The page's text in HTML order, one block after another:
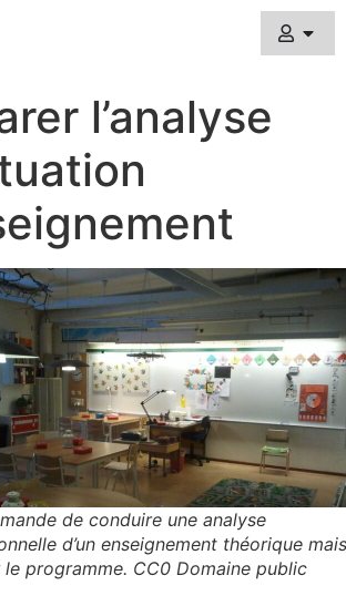
l’analyse
de conduire une analyse
d’un enseignement théorique
le programme. CC0 Domaine public